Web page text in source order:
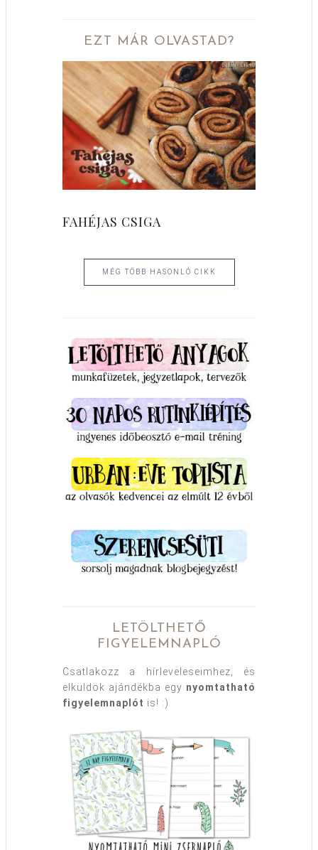
EZT MÁR OLVASTAD?
FAHÉJAS CSIGA
MÉG TÖBB HASONLÓ CIKK
LETÖLTHETŐ
FIGYELEMNAPLÓ
Csatlakozz a hírleveleseimhez, és
elküldök ajándékba egy nyomtatható
figyelemnaplót is! :)